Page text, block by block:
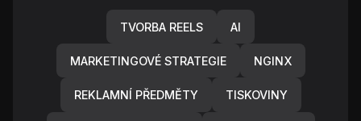
TVORBA REELS AI
MARKETINGOVÉ STRATEGIE NGINX
REKLAMNÍ PŘEDMĚTY TISKOVINY